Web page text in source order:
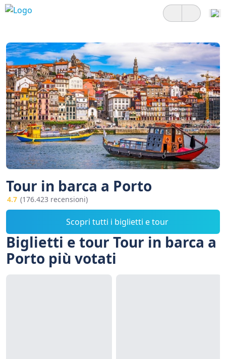
Tour in barca a Porto
4.7 (176.423 recensioni)
Scopri tutti i biglietti e tour
Biglietti e tour Tour in barca a
Porto più votati